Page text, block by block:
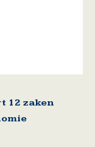
12 zaken